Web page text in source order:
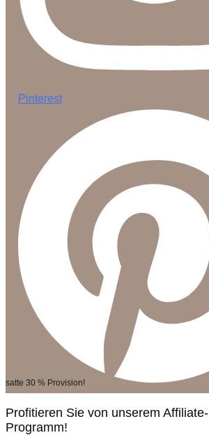
Pinterest
satte 30 % Provision!
Profitieren Sie von unserem Affiliate-
Programm!